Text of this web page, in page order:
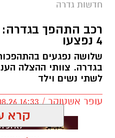
בניין המועצה המקומית
ההצעה להשעות את מבקר
מתנהל הליך בבית הדין
להטרדה מינית, נפלה
חברי המועצה תמכו
המבקר, בעוד ארבעה
חברי האופוזיציה,
לנקרי, שבחרה לתמוך
חדשות גדרה
רכב התהפך בגדרה:
4 נפצעו
שלושה נפגעים
בגדרה. צוותי ההצלה
לשתי נשים וילד
עופר אשטוקר / 16:33 06.08.26